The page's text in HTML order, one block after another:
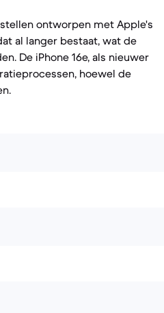
ontworpen met Apple's
al langer bestaat, wat de
De iPhone 16e, als nieuwer
hoewel de